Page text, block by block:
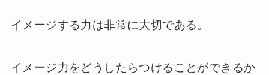
イメージする力は非常に大切である。
イメージ力をどうしたらつけることができるか